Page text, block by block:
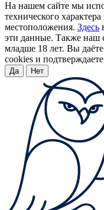
На нашем сайте мы
технического
местоположения. Здесь
эти данные. Также наш
младше 18 лет. Вы
cookies и
Да Нет